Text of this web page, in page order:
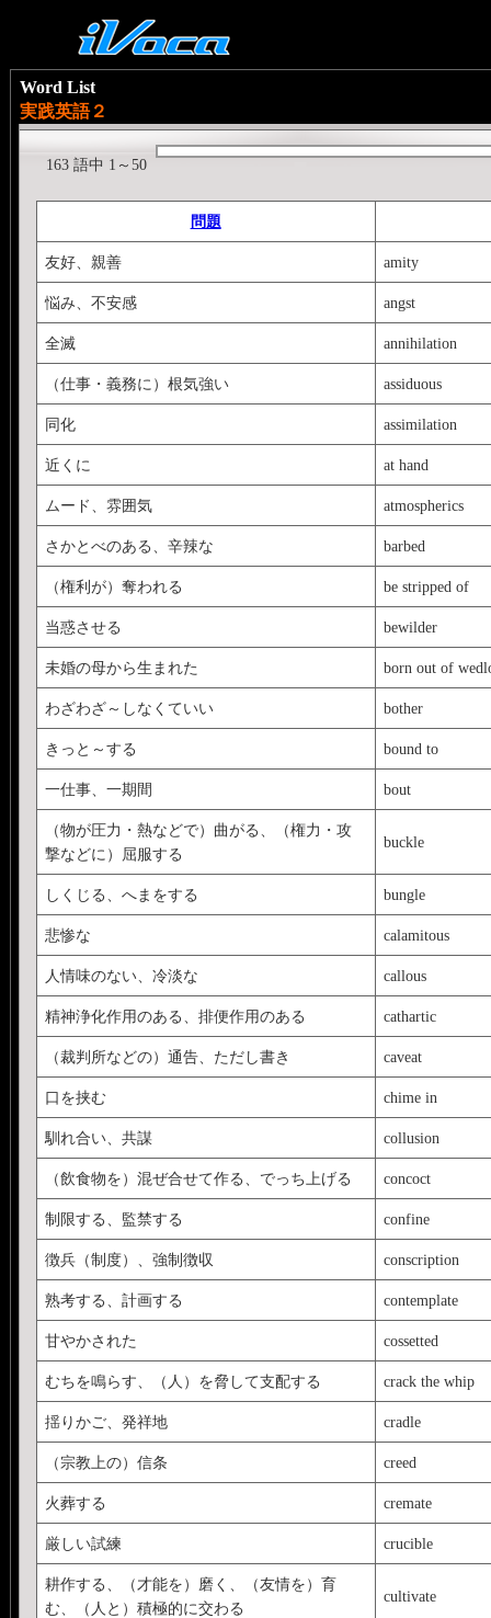
Word List
実践英語２
163 語中 1～50
問題
友好、親善 amity
悩み、不安感 angst
全滅 annihilation
（仕事・義務に）根気強い assiduous
同化 assimilation
近くに at hand
ムード、雰囲気 atmospherics
さかとべのある、辛辣な barbed
（権利が）奪われる be stripped of
当惑させる bewilder
未婚の母から生まれた born out of
わざわざ～しなくていい bother
きっと～する bound to
一仕事、一期間 bout
（物が圧力・熱などで）曲がる、（権力・攻
撃などに）屈服する
buckle
しくじる、へまをする bungle
悲惨な calamitous
人情味のない、冷淡な callous
精神浄化作用のある、排便作用のある cathartic
（裁判所などの）通告、ただし書き caveat
口を挟む chime in
馴れ合い、共謀 collusion
（飲食物を）混ぜ合せて作る、でっち上げる concoct
制限する、監禁する confine
徴兵（制度）、強制徴収 conscription
熟考する、計画する contemplate
甘やかされた cossetted
むちを鳴らす、（人）を脅して支配する crack the whip
揺りかご、発祥地 cradle
（宗教上の）信条 creed
火葬する cremate
厳しい試練 crucible
耕作する、（才能を）磨く、（友情を）育
む、（人と）積極的に交わる
cultivate